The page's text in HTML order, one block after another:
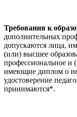
Требования к
дополнительных
допускаются лица,
(или) высшее
профессиональное и
имеющие диплом о
удостоверение
принимаются*.